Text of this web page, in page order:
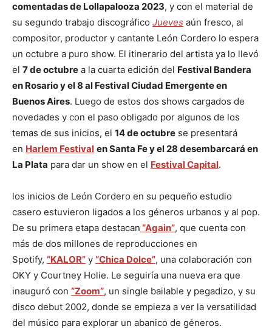
comentadas de Lollapalooza 2023, y con el material de
su segundo trabajo discográfico Jueves aún fresco, al
compositor, productor y cantante León Cordero lo espera
un octubre a puro show. El itinerario del artista ya lo llevó
el 7 de octubre a la cuarta edición del Festival Bandera
en Rosario y el 8 al Festival Ciudad Emergente en
Buenos Aires. Luego de estos dos shows cargados de
novedades y con el paso obligado por algunos de los
temas de sus inicios, el 14 de octubre se presentará
en Harlem Festival en Santa Fe y el 28 desembarcará en
La Plata para dar un show en el Festival Capital.
los inicios de León Cordero en su pequeño estudio
casero estuvieron ligados a los géneros urbanos y al pop.
De su primera etapa destacan “Again”, que cuenta con
más de dos millones de reproducciones en
Spotify, “KALOR” y “Chica Dolce”, una colaboración con
OKY y Courtney Holie. Le seguiría una nueva era que
inauguró con “Zoom”, un single bailable y pegadizo, y su
disco debut 2002, donde se empieza a ver la versatilidad
del músico para explorar un abanico de géneros.